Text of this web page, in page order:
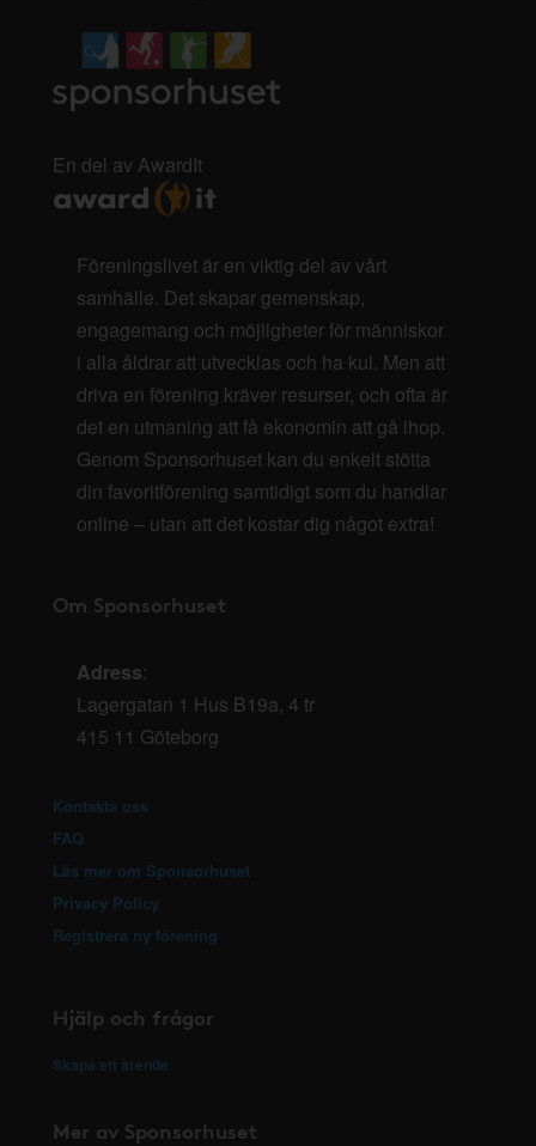
En del av AwardIt
Föreningslivet är en viktig del av vårt
samhälle. Det skapar gemenskap,
engagemang och möjligheter för människor
i alla åldrar att utvecklas och ha kul. Men att
driva en förening kräver resurser, och ofta är
det en utmaning att få ekonomin att gå ihop.
Genom Sponsorhuset kan du enkelt stötta
din favoritförening samtidigt som du handlar
online – utan att det kostar dig något extra!
Om Sponsorhuset
Adress:
Lagergatan 1 Hus B19a, 4 tr
415 11 Göteborg
Kontakta oss
FAQ
Läs mer om Sponsorhuset
Privacy Policy
Registrera ny förening
Hjälp och frågor
Skapa ett ärende
Mer av Sponsorhuset